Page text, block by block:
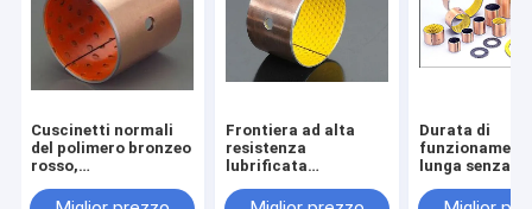
Cuscinetti normali
del polimero bronzeo
rosso,
migliore d'acciaio
Frontiera ad alta
resistenza
lubrificata
europea, cuscinetto
Durata di
lunga senza
BACCANO